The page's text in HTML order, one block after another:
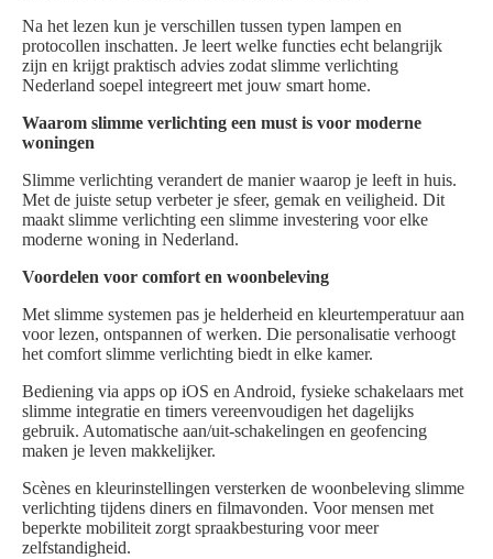
Na het lezen kun je verschillen tussen typen lampen en
protocollen inschatten. Je leert welke functies echt belangrijk
zijn en krijgt praktisch advies zodat slimme verlichting
Nederland soepel integreert met jouw smart home.
Waarom slimme verlichting een must is voor moderne
woningen
Slimme verlichting verandert de manier waarop je leeft in huis.
Met de juiste setup verbeter je sfeer, gemak en veiligheid. Dit
maakt slimme verlichting een slimme investering voor elke
moderne woning in Nederland.
Voordelen voor comfort en woonbeleving
Met slimme systemen pas je helderheid en kleurtemperatuur aan
voor lezen, ontspannen of werken. Die personalisatie verhoogt
het comfort slimme verlichting biedt in elke kamer.
Bediening via apps op iOS en Android, fysieke schakelaars met
slimme integratie en timers vereenvoudigen het dagelijks
gebruik. Automatische aan/uit-schakelingen en geofencing
maken je leven makkelijker.
Scènes en kleurinstellingen versterken de woonbeleving slimme
verlichting tijdens diners en filmavonden. Voor mensen met
beperkte mobiliteit zorgt spraakbesturing voor meer
zelfstandigheid.